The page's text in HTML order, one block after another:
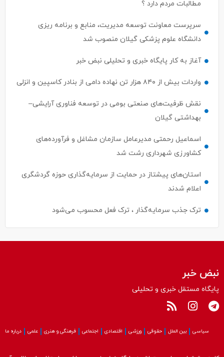
سرپرست معاونت توسعه مدیریت، منابع و برنامه ریزی
آغاز به کار پایگاه خبری و تحلیلی نبض خبر
واردات بیش از ۸۴۰ هزار تن نهاده دامی از بنادر كاسپین و انزلی
نقش ظرفیت‌های صنعتی بومی در توسعه فناوری آرایشی–
بهداشتی گیلان
اسماعیل رحمتی مدیرعامل سازمان مشاغل و فرآورده‌های
استان‌های پیشتاز در حمایت از سرمایه‌گذاری حوزه گردشگری
ترک جذب سرمایه‌گذار ، ترک فعل محسوب می‌شود
پایگاه مستقل خبری و تحلیلی
سیاسی بین الملل